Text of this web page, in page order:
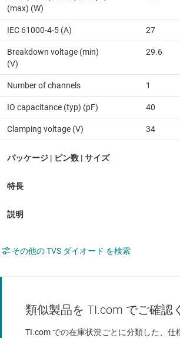
(max) (W)
IEC 61000-4-5 (A) 27
Breakdown voltage (min)
(V)
29.6
Number of channels 1
IO capacitance (typ) (pF) 40
Clamping voltage (V) 34
その他の TVS ダイオード を検索
類似製品を TI.com でご確認
TI.com での在庫状況ごとに分類した、仕